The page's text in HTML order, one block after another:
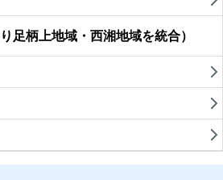
足柄上地域・西湘地域を統合）